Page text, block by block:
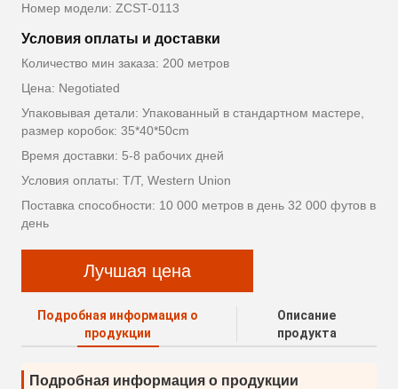
Номер модели: ZCST-0113
Условия оплаты и доставки
Количество мин заказа: 200 метров
Цена: Negotiated
Упаковывая детали: Упакованный в стандартном мастере,
размер коробок: 35*40*50cm
Время доставки: 5-8 рабочих дней
Условия оплаты: T/T, Western Union
Поставка способности: 10 000 метров в день 32 000 футов в
день
Лучшая цена
Подробная информация о
продукции
Описание
продукта
Подробная информация о продукции